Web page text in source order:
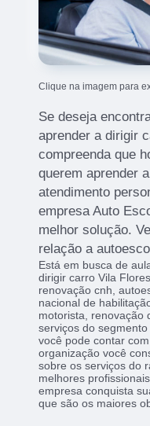
Clique na imagem para
Se deseja
aprender a dirigir
compreenda que
querem aprender
atendimento
empresa Auto
melhor solução.
relação a
Está em busca de
dirigir carro Vila
renovação cnh,
nacional de
motorista, renovação
serviços do
você pode contar
organização você
sobre os serviços do
melhores
empresa conquista
que são os maiores